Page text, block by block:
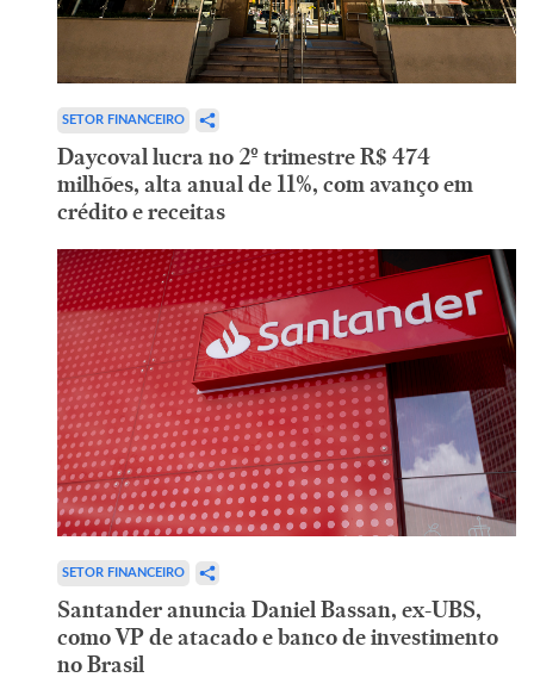
SETOR FINANCEIRO
Daycoval lucra no 2º trimestre R$ 474
milhões, alta anual de 11%, com avanço em
crédito e receitas
SETOR FINANCEIRO
Santander anuncia Daniel Bassan, ex-UBS,
como VP de atacado e banco de investimento
no Brasil